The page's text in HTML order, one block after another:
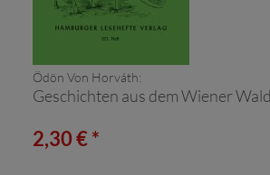
Ödön Von Horváth:
Geschichten aus dem Wiener Wald
2,30 € *